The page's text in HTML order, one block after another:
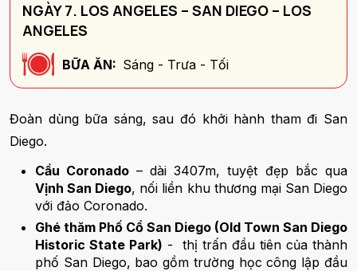
NGÀY 7. LOS ANGELES – SAN DIEGO – LOS
ANGELES
BỮA ĂN: Sáng - Trưa - Tối
Đoàn dùng bữa sáng, sau đó khởi hành tham đi San
Diego.
Cầu Coronado – dài 3407m, tuyệt đẹp bắc qua
Vịnh San Diego, nối liền khu thương mại San Diego
với đảo Coronado.
Ghé thăm Phố Cổ San Diego (Old Town San Diego
Historic State Park) - thị trấn đầu tiên của thành
phố San Diego, bao gồm trường học công lập đầu